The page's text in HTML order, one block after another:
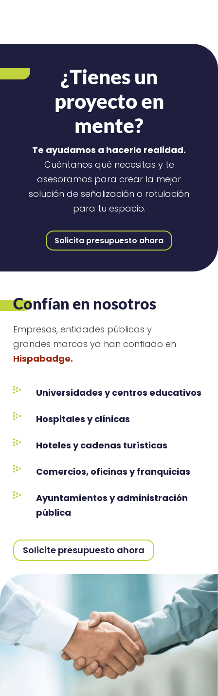
¿Tienes un
proyecto en
mente?
Te ayudamos a hacerlo realidad.
Cuéntanos qué necesitas y te
asesoramos para crear la mejor
solución de señalización o rotulación
para tu espacio.
Solicita presupuesto ahora
Confían en nosotros
Empresas, entidades públicas y
grandes marcas ya han confiado en
Hispabadge.
Universidades y centros educativos
Hospitales y clínicas
Hoteles y cadenas turísticas
Comercios, oficinas y franquicias
Ayuntamientos y administración
pública
Solicite presupuesto ahora